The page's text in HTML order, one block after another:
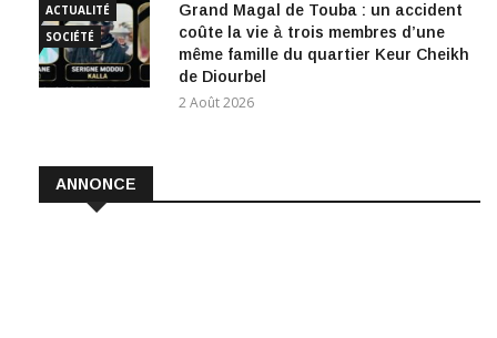
ACTUALITÉ
SOCIÉTÉ
Grand Magal de Touba : un accident
coûte la vie à trois membres d’une
même famille du quartier Keur Cheikh
de Diourbel
2 Août 2026
ANNONCE